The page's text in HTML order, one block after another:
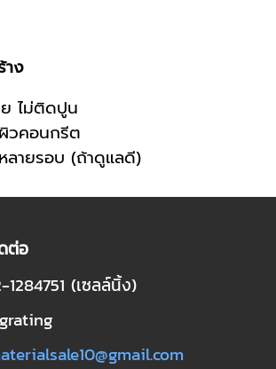
าง
ไม่ติดปูน
วคอนกรีต
ลายรอบ (ถ้าดูแลดี)
ต่อ
(เซลล์นิ้ง)